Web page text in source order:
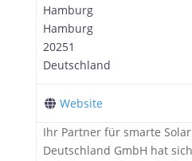
Hamburg
Hamburg
20251
Deutschland
Website
Ihr Partner für smarte
Deutschland GmbH hat